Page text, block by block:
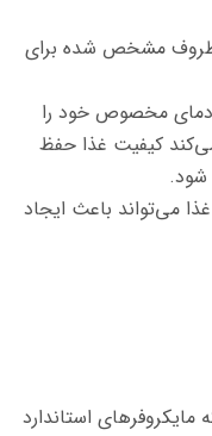
مشخص شده برای
دمای مخصوص خود را
کیفیت غذا حفظ
شود.
می‌تواند باعث ایجاد
استاندارد